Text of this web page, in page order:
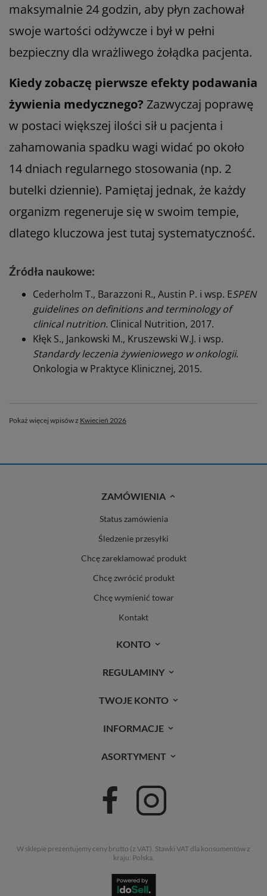
maksymalnie 24 godzin, aby płyn zachował
swoje wartości odżywcze i był w pełni
bezpieczny dla wrażliwego żołądka pacjenta.
Kiedy zobaczę pierwsze efekty podawania
żywienia medycznego? Zazwyczaj poprawę
w postaci większej ilości sił u pacjenta i
zahamowania spadku wagi widać po około
14 dniach regularnego stosowania (np. 2
butelki dziennie). Pamiętaj jednak, że każdy
organizm regeneruje się w swoim tempie,
dlatego kluczowa jest tutaj systematyczność.
Źródła naukowe:
Cederholm T., Barazzoni R., Austin P. i wsp. ESPEN
guidelines on definitions and terminology of
clinical nutrition. Clinical Nutrition, 2017.
Kłęk S., Jankowski M., Kruszewski W.J. i wsp.
Standardy leczenia żywieniowego w onkologii.
Onkologia w Praktyce Klinicznej, 2015.
Pokaż więcej wpisów z Kwiecień 2026
ZAMÓWIENIA
Status zamówienia
Śledzenie przesyłki
Chcę zareklamować produkt
Chcę zwrócić produkt
Chcę wymienić towar
Kontakt
KONTO
REGULAMINY
TWOJE KONTO
INFORMACJE
ASORTYMENT
W sklepie prezentujemy ceny brutto (z VAT). Stawki VAT dla konsumentów z
kraju: Polska